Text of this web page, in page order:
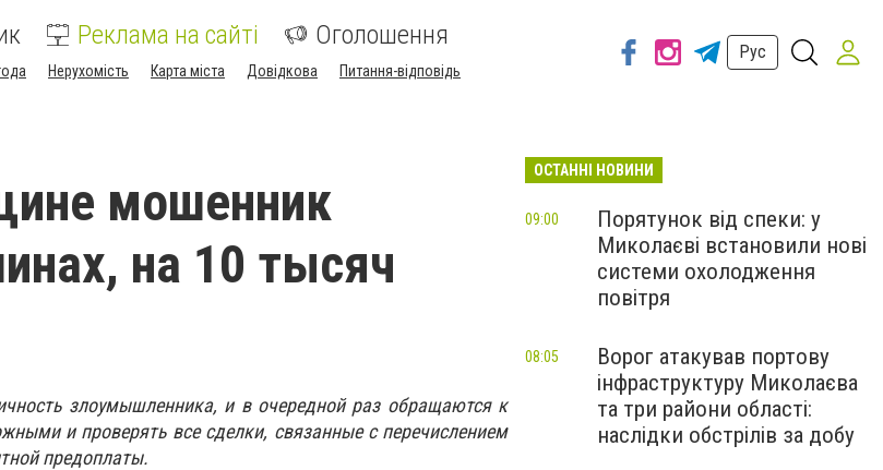
Реклама на сайті Оголошення
Нерухомість Карта міста Довідкова Питання-відповідь
Рус
мошенник
на 10 тысяч
злоумышленника, и в очередной раз обращаются к
и проверять все сделки, связанные с перечислением
предоплаты.
ОСТАННІ НОВИНИ
Порятунок від спеки: у
Миколаєві встановили нові
системи охолодження
повітря
09:00
Ворог атакував портову
інфраструктуру Миколаєва
та три райони області:
наслідки обстрілів за добу
08:05